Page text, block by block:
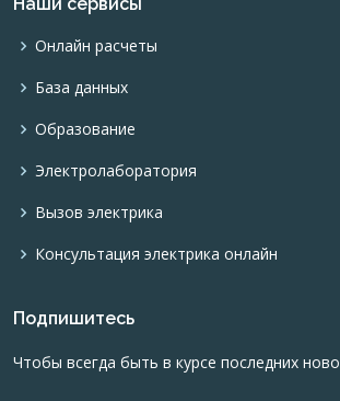
Онлайн расчеты
База данных
Образование
Электролаборатория
Вызов электрика
Консультация электрика онлайн
Подпишитесь
Чтобы всегда быть в курсе последних